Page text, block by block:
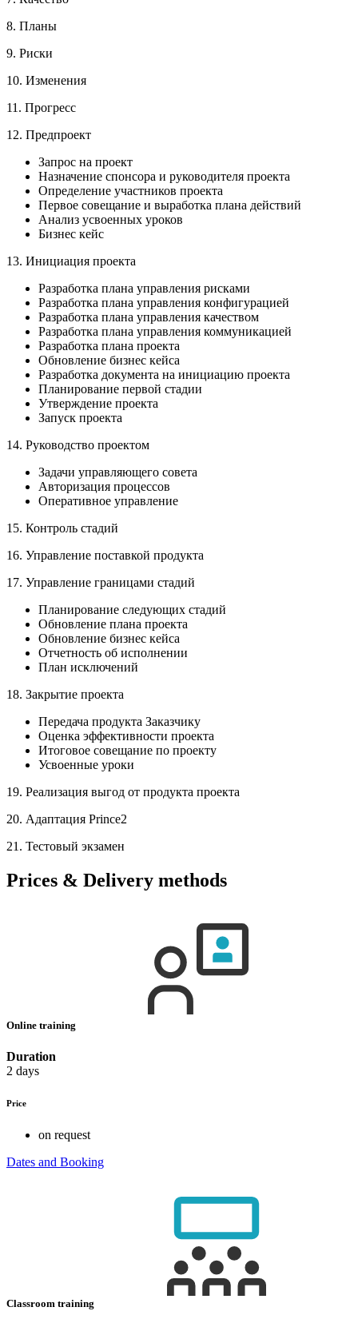
8. Планы
9. Риски
10. Изменения
11. Прогресс
12. Предпроект
Запрос на проект
Назначение спонсора и руководителя проекта
Определение участников проекта
Первое совещание и выработка плана действий
Анализ усвоенных уроков
Бизнес кейс
13. Инициация проекта
Разработка плана управления рисками
Разработка плана управления конфигурацией
Разработка плана управления качеством
Разработка плана управления коммуникацией
Разработка плана проекта
Обновление бизнес кейса
Разработка документа на инициацию проекта
Планирование первой стадии
Утверждение проекта
Запуск проекта
14. Руководство проектом
Задачи управляющего совета
Авторизация процессов
Оперативное управление
15. Контроль стадий
16. Управление поставкой продукта
17. Управление границами стадий
Планирование следующих стадий
Обновление плана проекта
Обновление бизнес кейса
Отчетность об исполнении
План исключений
18. Закрытие проекта
Передача продукта Заказчику
Оценка эффективности проекта
Итоговое совещание по проекту
Усвоенные уроки
19. Реализация выгод от продукта проекта
20. Адаптация Prince2
21. Тестовый экзамен
Prices & Delivery methods
Online training
Duration
2 days
Price
on request
Dates and Booking
Classroom training